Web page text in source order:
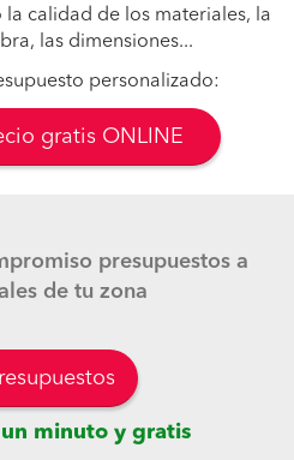
calidad de los materiales, la
las dimensiones...
personalizado:
gratis ONLINE
presupuestos a
de tu zona
un minuto y gratis